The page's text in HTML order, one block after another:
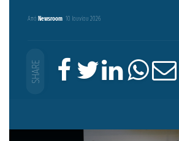
Από Newsroom 10 Ιουνίου 2026